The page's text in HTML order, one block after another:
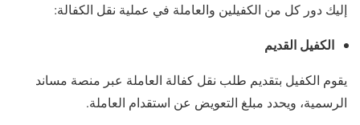
إليك دور كل من الكفيلين والعاملة في عملية نقل الكفالة:
الكفيل القديم
يقوم الكفيل بتقديم طلب نقل كفالة العاملة عبر منصة مساند
الرسمية، ويحدد مبلغ التعويض عن استقدام العاملة.